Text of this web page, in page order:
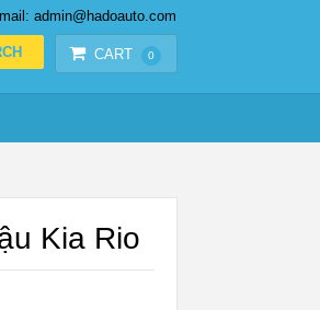
admin@hadoauto.com
CART 0
Kia Rio